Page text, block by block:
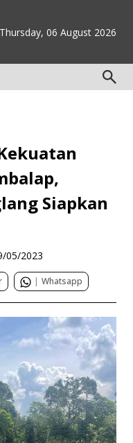
Thursday, 06 August 2026
Siapkan
05/2023
| Whatsapp